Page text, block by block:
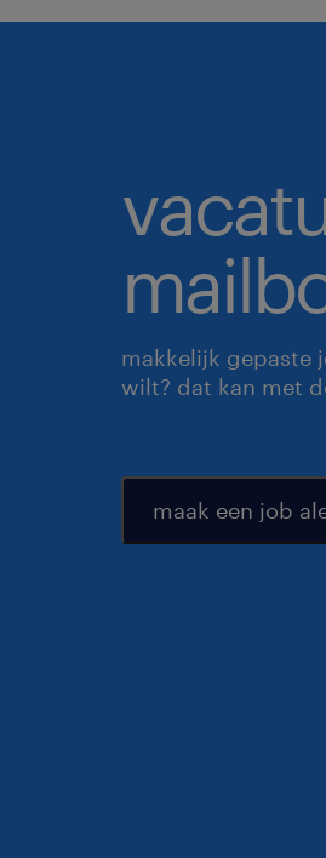
makkelijk gepaste
wilt? dat kan met
maak een job